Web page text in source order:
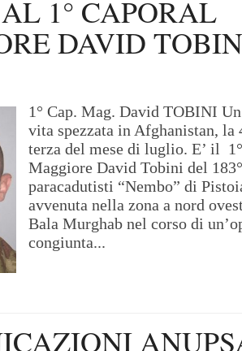
1° CAPORAL
DAVID
1° Cap. Mag. David TOBINI
vita spezzata in Afghanistan, la
terza del mese di luglio. E’ il
Maggiore David Tobini del
paracadutisti “Nembo” di
avvenuta nella zona a nord
Bala Murghab nel corso di
congiunta...